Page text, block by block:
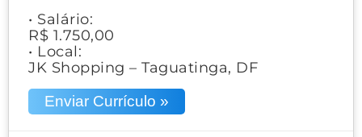
• Salário:
R$ 1.750,00
• Local:
JK Shopping – Taguatinga, DF
Enviar Currículo »